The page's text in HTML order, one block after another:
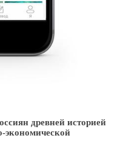
древней историей
экономической